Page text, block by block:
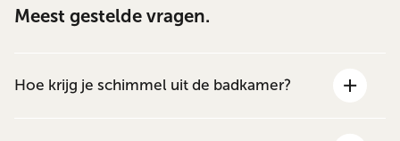
Meest gestelde vragen.
Hoe krijg je schimmel uit de badkamer?